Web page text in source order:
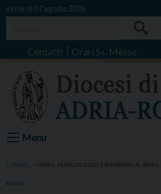
Skip
venerdì 07 agosto 2026
Contatti Orari Ss. Messe
Menu
HOME MONS. FRANCESCO AZZI È RITORNATO AL PADRE
NEWS